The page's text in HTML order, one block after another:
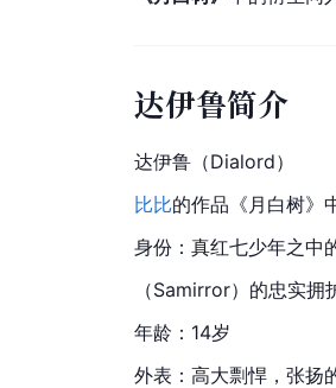
达伊鲁简介
达伊鲁（Dialord）
比比的作品《月白树》
身份： 真红七少年之中
（Samirror）的忠实拥
年龄：14岁
外表：高大剽悍，张扬